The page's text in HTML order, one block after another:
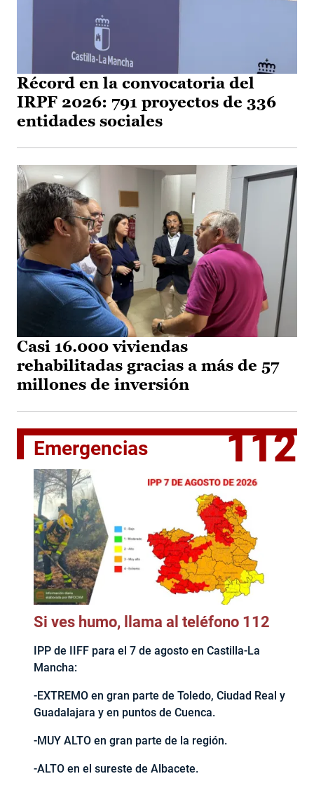
Récord en la convocatoria del
IRPF 2026: 791 proyectos de 336
entidades sociales
Casi 16.000 viviendas
rehabilitadas gracias a más de 57
millones de inversión
Emergencias 112
Si ves humo, llama al teléfono 112
IPP de IIFF para el 7 de agosto en Castilla-La
Mancha:
-EXTREMO en gran parte de Toledo, Ciudad Real y
Guadalajara y en puntos de Cuenca.
-MUY ALTO en gran parte de la región.
-ALTO en el sureste de Albacete.